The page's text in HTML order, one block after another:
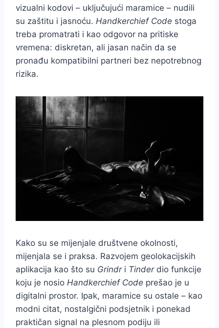
vizualni kodovi – uključujući maramice – nudili
su zaštitu i jasnoću. Handkerchief Code stoga
treba promatrati i kao odgovor na pritiske
vremena: diskretan, ali jasan način da se
pronađu kompatibilni partneri bez nepotrebnog
rizika.
Kako su se mijenjale društvene okolnosti,
mijenjala se i praksa. Razvojem geolokacijskih
aplikacija kao što su Grindri Tinderdio funkcije
koju je nosio Handkerchief Code prešao je u
digitalni prostor. Ipak, maramice su ostale – kao
modni citat, nostalgični podsjetnik i ponekad
praktičan signal na plesnom podiju ili